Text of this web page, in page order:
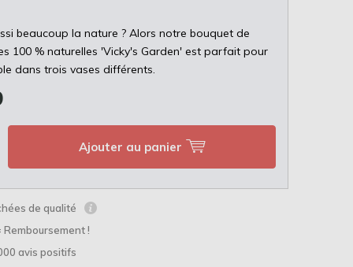
beaucoup la nature ? Alors notre bouquet de
100 % naturelles 'Vicky's Garden' est parfait pour
dans trois vases différents.
Ajouter au panier
de qualité
Remboursement !
avis positifs